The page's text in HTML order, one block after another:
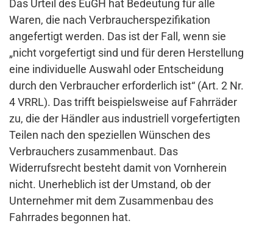
Das Urteil des EuGH hat Bedeutung für alle
Waren, die nach Verbraucherspezifikation
angefertigt werden. Das ist der Fall, wenn sie
„nicht vorgefertigt sind und für deren Herstellung
eine individuelle Auswahl oder Entscheidung
durch den Verbraucher erforderlich ist“ (Art. 2 Nr.
4 VRRL). Das trifft beispielsweise auf Fahrräder
zu, die der Händler aus industriell vorgefertigten
Teilen nach den speziellen Wünschen des
Verbrauchers zusammenbaut. Das
Widerrufsrecht besteht damit von Vornherein
nicht. Unerheblich ist der Umstand, ob der
Unternehmer mit dem Zusammenbau des
Fahrrades begonnen hat.